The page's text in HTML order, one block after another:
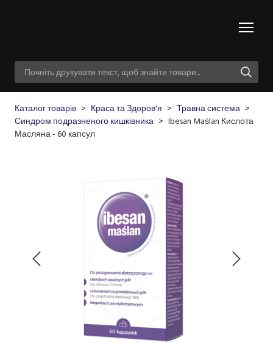
Каталог товарів Краса та Здоров'я
Травна система
Синдром подразненого кишківника
Ibesan Maślan Кислота
Масляна - 60 капсул